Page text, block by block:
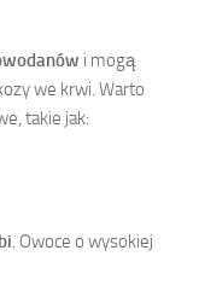
i mogą
we krwi. Warto
takie jak:
. Owoce o wysokiej